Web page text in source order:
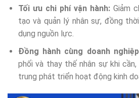
Tối ưu chi phí vận hành:Giảm
tạo và quản lý nhân sự, đồng
dụng nguồn lực.
Đồng hành cùng doanh
phối và thay thế nhân sự khi
trung phát triển hoạt động kinh